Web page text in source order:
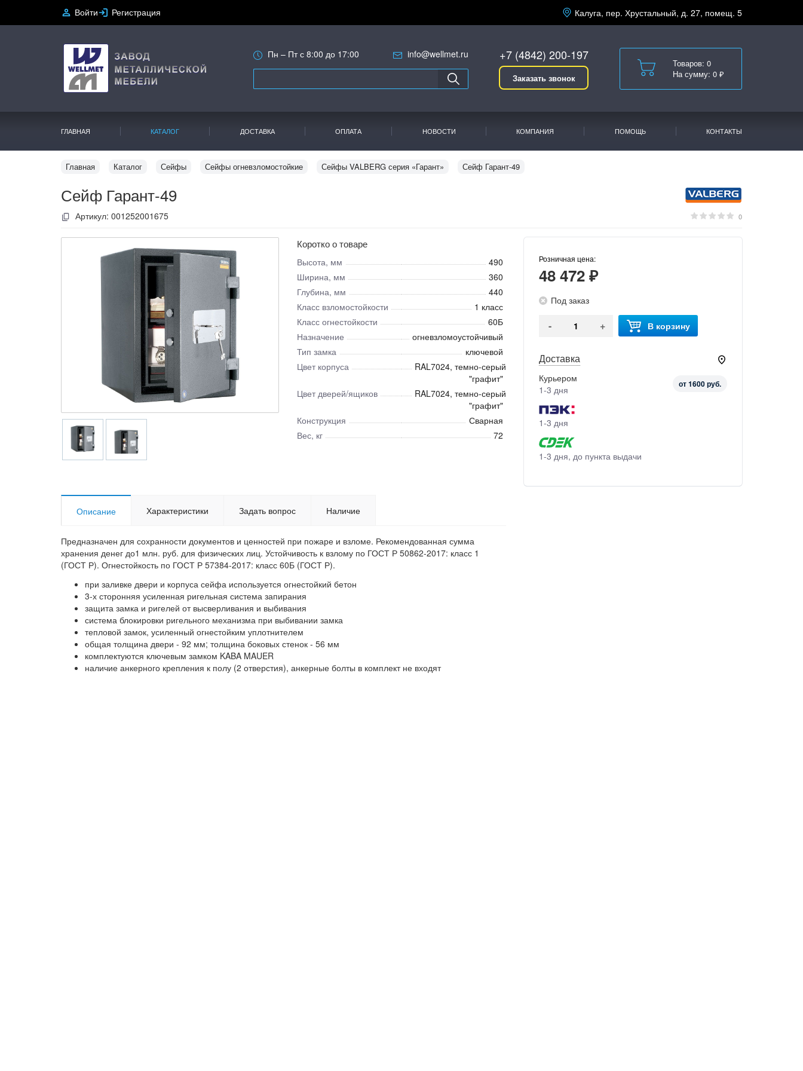
Войти Регистрация Калуга, пер. Хрустальный, д. 27, помещ. 5
Пн – Пт с 8:00 до 17:00 info@wellmet.ru +7 (4842) 200-197
Заказать звонок
Товаров: 0
На сумму: 0 ₽
ГЛАВНАЯ КАТАЛОГ ДОСТАВКА ОПЛАТА НОВОСТИ КОМПАНИЯ ПОМОЩЬ КОНТАКТЫ
Главная Каталог Сейфы Сейфы огневзломостойкие Сейфы VALBERG серия «Гарант» Сейф Гарант-49
Сейф Гарант-49
Артикул: 001252001675 0
Коротко о товаре
Высота, мм
490
Ширина, мм
360
Глубина, мм
440
Класс взломостойкости
1 класс
Класс огнестойкости
60Б
Назначение
огневзломоустойчивый
Тип замка
ключевой
Цвет корпуса
RAL7024, темно-серый
"графит"
Цвет дверей/ящиков
RAL7024, темно-серый
"графит"
Конструкция
Сварная
Вес, кг
72
Розничная цена:
48 472 ₽
Под заказ
- + В корзину
Доставка
Курьером
1-3 дня
от 1600 руб.
1-3 дня
1-3 дня, до пункта выдачи
Описание Характеристики Задать вопрос Наличие
Предназначен для сохранности документов и ценностей при пожаре и взломе. Рекомендованная сумма
хранения денег до1 млн. руб. для физических лиц. Устойчивость к взлому по ГОСТ Р 50862-2017: класс 1
(ГОСТ Р). Огнестойкость по ГОСТ Р 57384-2017: класс 60Б (ГОСТ Р).
при заливке двери и корпуса сейфа используется огнестойкий бетон
3-х сторонняя усиленная ригельная система запирания
защита замка и ригелей от высверливания и выбивания
система блокировки ригельного механизма при выбивании замка
тепловой замок, усиленный огнестойким уплотнителем
общая толщина двери - 92 мм; толщина боковых стенок - 56 мм
комплектуются ключевым замком KABA MAUER
наличие анкерного крепления к полу (2 отверстия), анкерные болты в комплект не входят